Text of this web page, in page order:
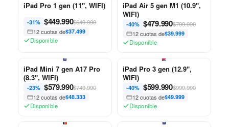
iPad Pro 1 gen (11", WIFI)
-31% $449.990$649.990
12 cuotas de$37.499
Disponible
iPad Air 5 gen M1 (10.9",
WIFI)
-40% $479.990$799.990
12 cuotas de$39.999
Disponible
iPad Mini 7 gen A17 Pro
(8.3", WIFI)
-23% $579.990$749.990
12 cuotas de$48.333
Disponible
iPad Pro 3 gen (12.9",
WIFI)
-40% $599.990$999.990
12 cuotas de$49.999
Disponible